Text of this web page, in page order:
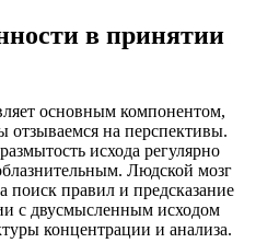
в принятии
основным компонентом,
отзываемся на перспективы.
исхода регулярно
Людской мозг
поиск правил и предсказание
с двусмысленным исходом
концентрации и анализа.